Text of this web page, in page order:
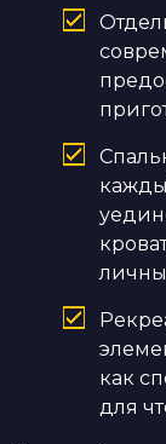
как
для